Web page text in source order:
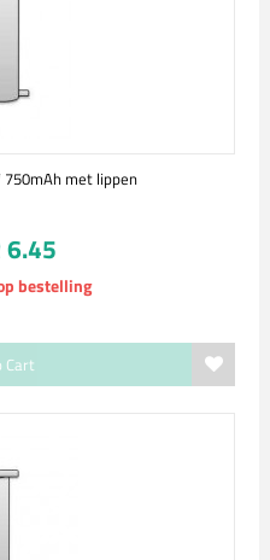
750mAh met lippen
6.45
bestelling
Cart